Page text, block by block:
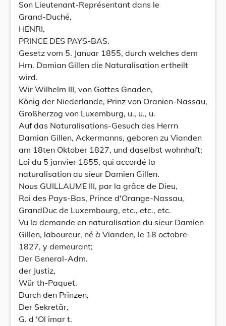
Son Lieutenant-Représentant dans le
Grand-Duché,
HENRI,
PRINCE DES PAYS-BAS.
Gesetz vom 5. Januar 1855, durch welches dem
Hrn. Damian Gillen die Naturalisation ertheilt
wird.
Wir Wilhelm III, von Gottes Gnaden,
König der Niederlande, Prinz von Oranien-Nassau,
Großherzog von Luxemburg, u., u., u.
Auf das Naturalisations-Gesuch des Herrn
Damian Gillen, Ackermanns, geboren zu Vianden
am 18ten Oktober 1827, und daselbst wohnhaft;
Loi du 5 janvier 1855, qui accordé la
naturalisation au sieur Damien Gillen.
Nous GUILLAUME III, par la grâce de Dieu,
Roi des Pays-Bas, Prince d'Orange-Nassau,
GrandDuc de Luxembourg, etc., etc., etc.
Vu la demande en naturalisation du sieur Damien
Gillen, laboureur, né à Vianden, le 18 octobre
1827, y demeurant;
Der General-Adm.
der Justiz,
Wür th-Paquet.
Durch den Prinzen,
Der Sekretär,
G. d 'Ol imar t.